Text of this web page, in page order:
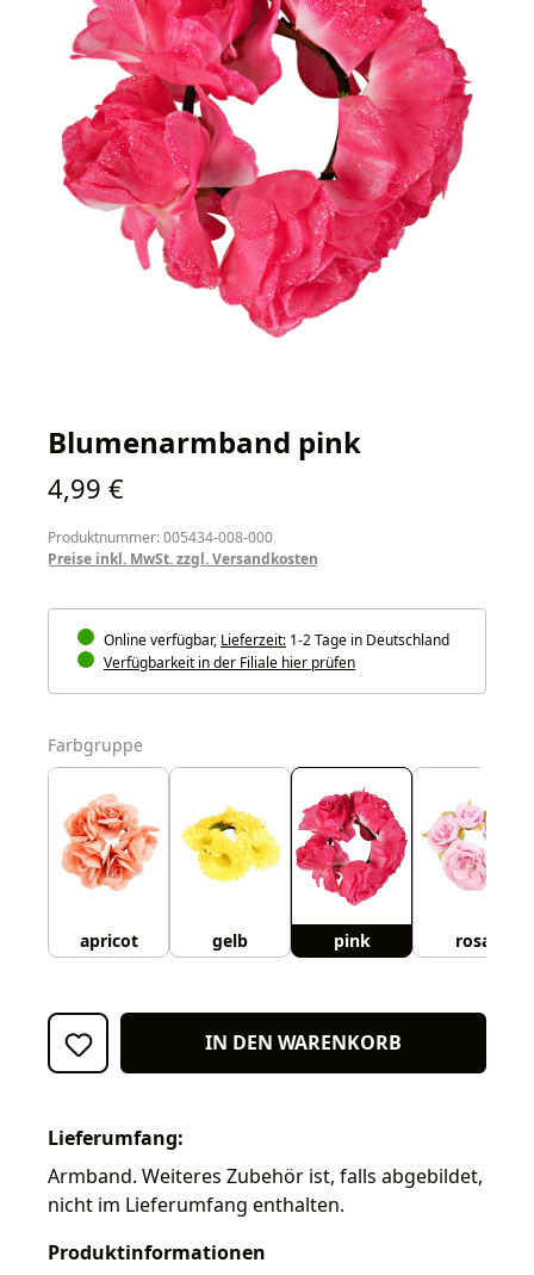
Blumenarmband pink
Regulärer Preis:
4,99 €
Produktnummer: 005434-008-000
Preise inkl. MwSt. zzgl. Versandkosten
Online verfügbar, Lieferzeit: 1-2 Tage in Deutschland
Verfügbarkeit in der Filiale hier prüfen
Farbgruppe
apricot gelb pink rosa
IN DEN WARENKORB
Lieferumfang:
Armband. Weiteres Zubehör ist, falls abgebildet,
nicht im Lieferumfang enthalten.
Produktinformationen